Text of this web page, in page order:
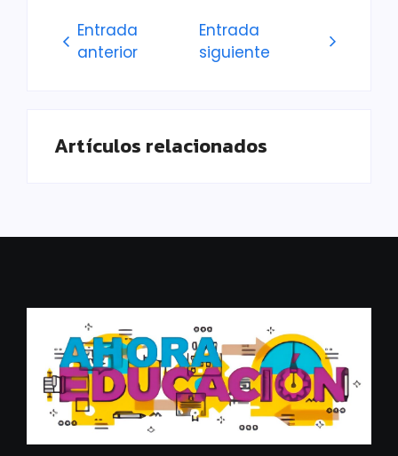
Entrada
anterior
Entrada
siguiente
Artículos relacionados